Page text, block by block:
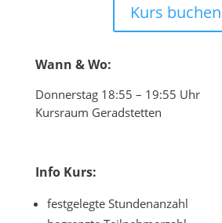
Kurs buchen
Wann & Wo:
Donnerstag 18:55 – 19:55 Uhr
Kursraum Geradstetten
Info Kurs:
festgelegte Stundenanzahl